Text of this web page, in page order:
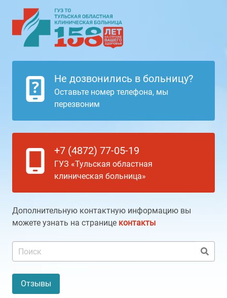
Не дозвонились в больницу?
Оставьте номер телефона, мы
перезвоним
+7 (4872) 77-05-19
ГУЗ «Тульская областная
клиническая больница»
Дополнительную контактную информацию вы
можете узнать на странице контакты
Отзывы